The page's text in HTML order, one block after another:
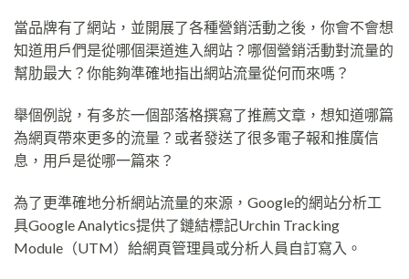
當品牌有了網站，並開展了各種營銷活動之後，你會不會想
知道用戶們是從哪個渠道進入網站？哪個營銷活動對流量的
幫肋最大？你能夠準確地指出網站流量從何而來嗎？
舉個例說，有多於一個部落格撰寫了推薦文章，想知道哪篇
為網頁帶來更多的流量？或者發送了很多電子報和推廣信
息，用戶是從哪一篇來？
為了更準確地分析網站流量的來源，Google的網站分析工
具Google Analytics提供了鏈結標記Urchin Tracking
Module（UTM）給網頁管理員或分析人員自訂寫入。